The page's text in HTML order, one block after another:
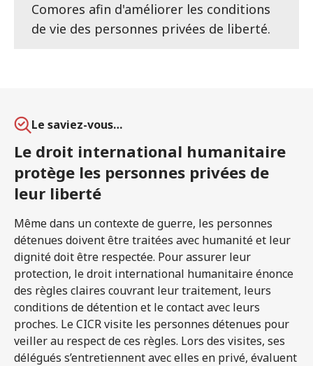
Comores afin d'améliorer les conditions
de vie des personnes privées de liberté.
Le saviez-vous…
Le droit international humanitaire
protège les personnes privées de
leur liberté
Même dans un contexte de guerre, les personnes
détenues doivent être traitées avec humanité et leur
dignité doit être respectée. Pour assurer leur
protection, le droit international humanitaire énonce
des règles claires couvrant leur traitement, leurs
conditions de détention et le contact avec leurs
proches. Le CICR visite les personnes détenues pour
veiller au respect de ces règles. Lors des visites, ses
délégués s’entretiennent avec elles en privé, évaluent